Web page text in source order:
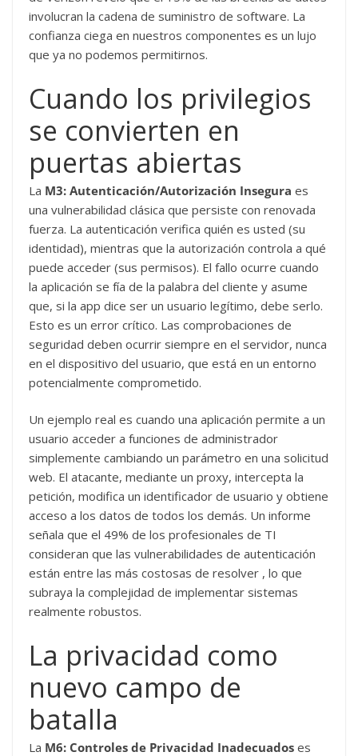
involucran la cadena de suministro de software. La
confianza ciega en nuestros componentes es un lujo
que ya no podemos permitirnos.
Cuando los privilegios
se convierten en
puertas abiertas
La M3: Autenticación/Autorización Insegura es
una vulnerabilidad clásica que persiste con renovada
fuerza. La autenticación verifica quién es usted (su
identidad), mientras que la autorización controla a qué
puede acceder (sus permisos). El fallo ocurre cuando
la aplicación se fía de la palabra del cliente y asume
que, si la app dice ser un usuario legítimo, debe serlo.
Esto es un error crítico. Las comprobaciones de
seguridad deben ocurrir siempre en el servidor, nunca
en el dispositivo del usuario, que está en un entorno
potencialmente comprometido.
Un ejemplo real es cuando una aplicación permite a un
usuario acceder a funciones de administrador
simplemente cambiando un parámetro en una solicitud
web. El atacante, mediante un proxy, intercepta la
petición, modifica un identificador de usuario y obtiene
acceso a los datos de todos los demás. Un informe
señala que el 49% de los profesionales de TI
consideran que las vulnerabilidades de autenticación
están entre las más costosas de resolver , lo que
subraya la complejidad de implementar sistemas
realmente robustos.
La privacidad como
nuevo campo de
batalla
La M6: Controles de Privacidad Inadecuados es